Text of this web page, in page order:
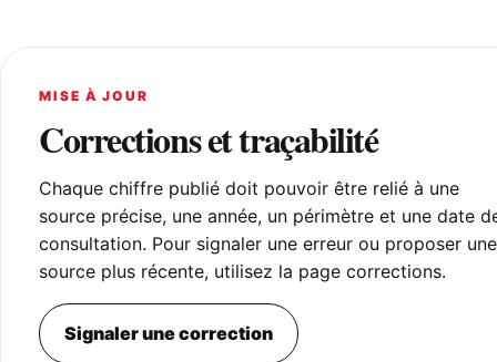
MISE À JOUR
Corrections et traçabilité
Chaque chiffre publié doit pouvoir être relié à une
source précise, une année, un périmètre et une date
consultation. Pour signaler une erreur ou proposer une
source plus récente, utilisez la page corrections.
Signaler une correction